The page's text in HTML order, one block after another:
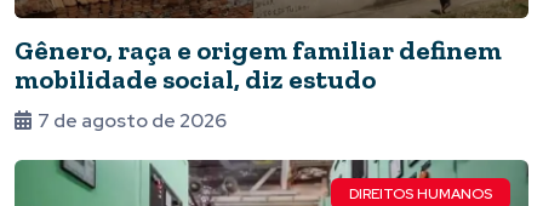
Gênero, raça e origem familiar definem
mobilidade social, diz estudo
7 de agosto de 2026
DIREITOS HUMANOS